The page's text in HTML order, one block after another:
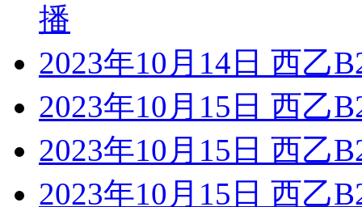
播
2023年10月14日 西乙
2023年10月15日 西乙
2023年10月15日 西乙
2023年10月15日 西乙